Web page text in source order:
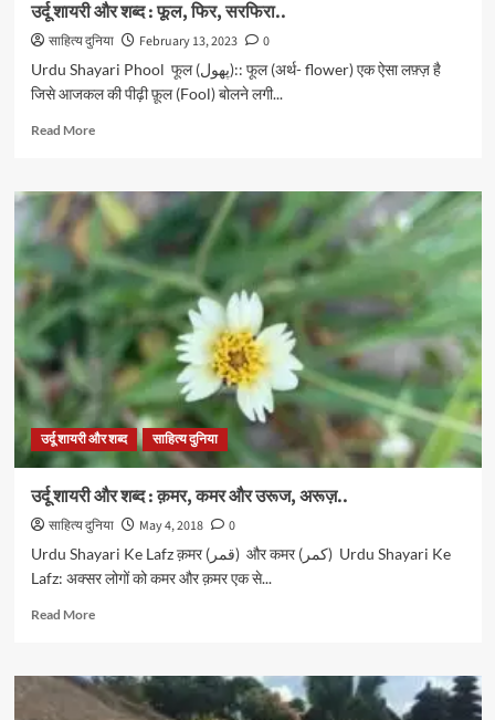
उर्दू शायरी और शब्द : फूल, फिर, सरफिरा..
साहित्य दुनिया February 13, 2023
0
Urdu Shayari Phool फूल (پھول):: फूल (अर्थ- flower) एक ऐसा लफ़्ज़ है
जिसे आजकल की पीढ़ी फ़ूल (Fool) बोलने लगी...
Read MoreRead
उर्दू
शायरी
और
शब्द
:
फूल,
फिर,
सरफिरा..
उर्दू शायरी और शब्द साहित्य दुनिया
उर्दू शायरी और शब्द : क़मर, कमर और उरूज, अरूज़..
साहित्य दुनिया May 4, 2018
0
Urdu Shayari Ke Lafz क़मर (قمر) और कमर (کمر) Urdu Shayari Ke
Lafz: अक्सर लोगों को कमर और क़मर एक से...
Read MoreRead
उर्दू
शायरी